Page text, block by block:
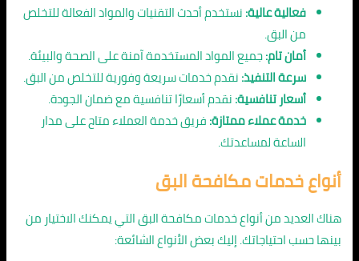
فعالية عالية:نستخدم أحدث التقنيات والمواد الفعالة للتخلص
من البق.
أمان تام:جميع المواد المستخدمة آمنة على الصحة والبيئة.
سرعة التنفيذ:نقدم خدمات سريعة وفورية للتخلص من البق.
أسعار تنافسية:نقدم أسعارًا تنافسية مع ضمان الجودة.
خدمة عملاء ممتازة:فريق خدمة العملاء متاح على مدار
الساعة لمساعدتك.
أنواع خدمات مكافحة البق
هناك العديد من أنواع خدمات مكافحة البق التي يمكنك الاختيار من
بينها حسب احتياجاتك. إليك بعض الأنواع الشائعة: